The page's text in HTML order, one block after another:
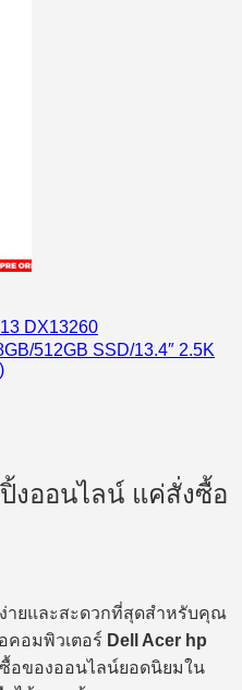
DX13260
512GB SSD/13.4″ 2.5K
งออนไลน์ แค่สั่งซื้อ
ายและสะดวกที่สุดสำหรับคุณ
คอมพิวเตอร์ Dell Acer hp
อของออนไลน์ยอดนิยมใน